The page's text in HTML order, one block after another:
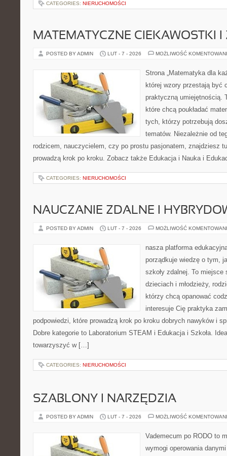
CATEGORIES: NIERUCHOMOŚCI
MATEMATYCZNE CIEKAWOSTKI
POSTED BY ADMIN LUT - 7 - 2026 MOŻLIWOŚĆ
Strona „Matematyka dla
której wzory przestają być
praktyczną umiejętnością.
które chcą poukładać
tych, którzy potrzebują
tematów. Niezależnie od
rodzicem, nauczycielem, czy po prostu pasjonatem, znajdziesz
prowadzą krok po kroku. Zobacz także Edukacja i Nauka i
CATEGORIES: NIERUCHOMOŚCI
NAUCZANIE ZDALNE I
POSTED BY ADMIN LUT - 7 - 2026 MOŻLIWOŚĆ
nasza platforma
porządkuje wiedzę o tym,
szkoły zdalnej. To
dzieciach i młodzieży,
którzy chcą opanować
interesuje Cię praktyka
podpowiedzi, które prowadzą krok po kroku dobrych nawyków i
Dobre kategorie to Laboratorium STEAM i Edukacja i Szkoła.
towarzyszyć w […]
CATEGORIES: NIERUCHOMOŚCI
SZABLONY I NARZĘDZIA
POSTED BY ADMIN LUT - 7 - 2026 MOŻLIWOŚĆ
Vademecum po RODO to
wymogi operowania